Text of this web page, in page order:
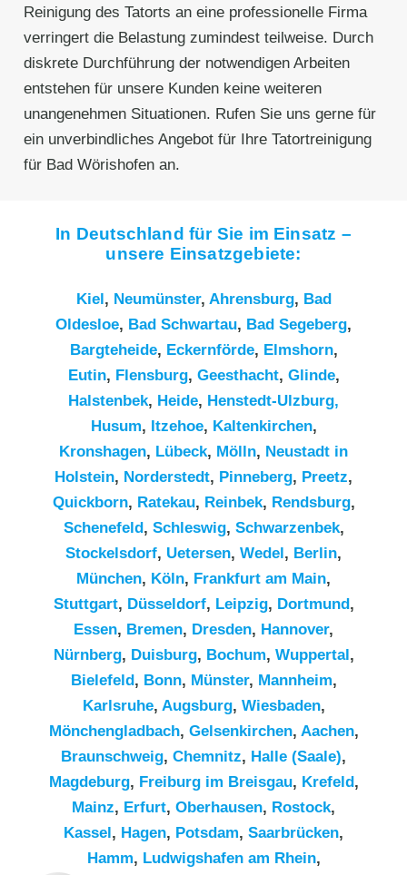
Reinigung des Tatorts an eine professionelle Firma
verringert die Belastung zumindest teilweise. Durch
diskrete Durchführung der notwendigen Arbeiten
entstehen für unsere Kunden keine weiteren
unangenehmen Situationen. Rufen Sie uns gerne für
ein unverbindliches Angebot für Ihre Tatortreinigung
für Bad Wörishofen an.
In Deutschland für Sie im Einsatz –
unsere Einsatzgebiete:
Kiel , Neumünster, Ahrensburg, Bad
Oldesloe, Bad Schwartau, Bad Segeberg,
Bargteheide, Eckernförde, Elmshorn,
Eutin, Flensburg, Geesthacht, Glinde,
Halstenbek, Heide, Henstedt-Ulzburg,
Husum, Itzehoe, Kaltenkirchen,
Kronshagen, Lübeck, Mölln, Neustadt in
Holstein, Norderstedt, Pinneberg, Preetz,
Quickborn, Ratekau, Reinbek, Rendsburg,
Schenefeld , Schleswig, Schwarzenbek,
Stockelsdorf, Uetersen, Wedel , Berlin,
München, Köln, Frankfurt am Main,
Stuttgart, Düsseldorf, Leipzig, Dortmund ,
Essen, Bremen, Dresden, Hannover,
Nürnberg, Duisburg, Bochum, Wuppertal ,
Bielefeld , Bonn, Münster, Mannheim,
Karlsruhe, Augsburg, Wiesbaden,
Mönchengladbach, Gelsenkirchen, Aachen,
Braunschweig, Chemnitz⁠, Halle (Saale),
Magdeburg, Freiburg im Breisgau, Krefeld ,
Mainz, Erfurt, Oberhausen, Rostock,
Kassel , Hagen, Potsdam, Saarbrücken,
Hamm, Ludwigshafen am Rhein,
Kundenbewertungen und Erfahrungen zu